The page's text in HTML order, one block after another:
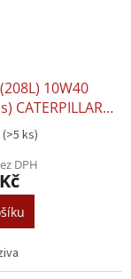
10W40
CATERPILLAR
20081
IV-10 LA
PREMIUM
EO-S 4.5 MAN
3477 MB
TY
(>5 ks)
DPH